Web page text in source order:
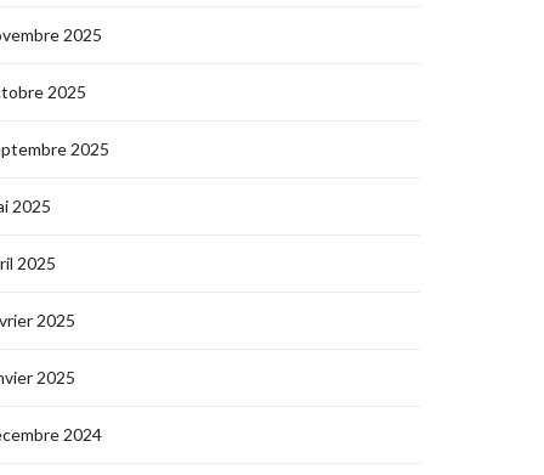
2025
2025
2025
2025
2025
2025
2025
2024